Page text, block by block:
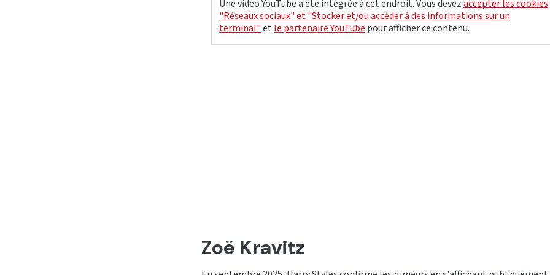
Une vidéo YouTube a été intégrée à cet endroit. Vous devezaccepter les cookies
"Réseaux sociaux" et "Stocker et/ou accéder à des informations sur un
terminal"et le partenaire YouTube pour afficher ce contenu.
Zoë Kravitz